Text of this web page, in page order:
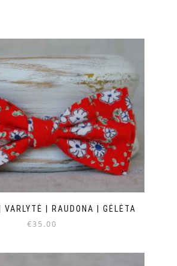
VARLYTĖ | RAUDONA | GĖLĖTA
€35.00